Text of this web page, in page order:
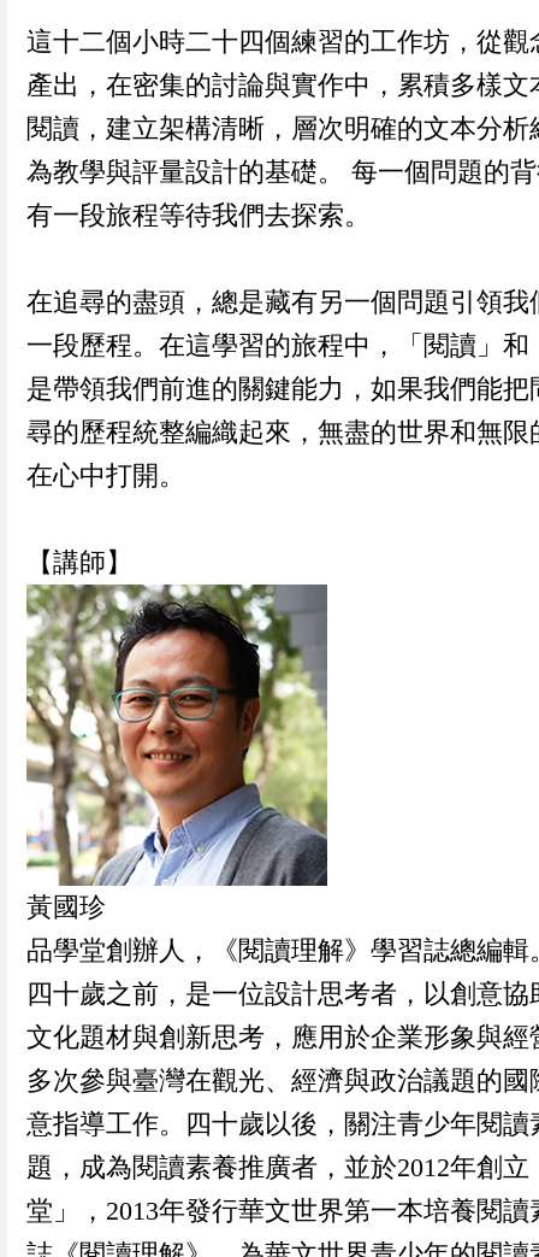
這十二個小時二十四個練習的工作坊，從觀
產出，在密集的討論與實作中，累積多樣文
閱讀，建立架構清晰，層次明確的文本分析
為教學與評量設計的基礎。 每一個問題的
有一段旅程等待我們去探索。
在追尋的盡頭，總是藏有另一個問題引領我
一段歷程。在這學習的旅程中，「閱讀」和
是帶領我們前進的關鍵能力，如果我們能把
尋的歷程統整編織起來，無盡的世界和無限
在心中打開。
【講師】
黃國珍
品學堂創辦人，《閱讀理解》學習誌總編輯
四十歲之前，是一位設計思考者，以創意協
文化題材與創新思考，應用於企業形象與經
多次參與臺灣在觀光、經濟與政治議題的國
意指導工作。四十歲以後，關注青少年閱讀
題，成為閱讀素養推廣者，並於2012年創立
堂」，2013年發行華文世界第一本培養閱讀